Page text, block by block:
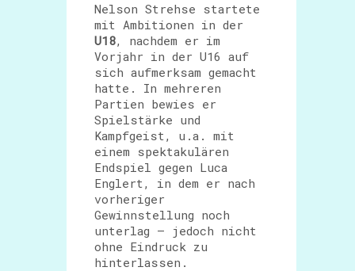
Nelson Strehse startete
mit Ambitionen in der
U18, nachdem er im
Vorjahr in der U16 auf
sich aufmerksam gemacht
hatte. In mehreren
Partien bewies er
Spielstärke und
Kampfgeist, u.a. mit
einem spektakulären
Endspiel gegen Luca
Englert, in dem er nach
vorheriger
Gewinnstellung noch
unterlag – jedoch nicht
ohne Eindruck zu
hinterlassen.